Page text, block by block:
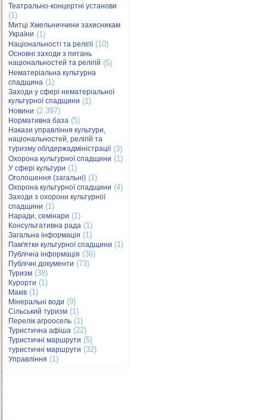
Театрально-концертні установи
(1)
Митці Хмельниччини захисникам
України (1)
Національності та релігії(10)
Основні заходи з питань
національностей та релігій (5)
Нематеріальна культурна
спадщина (1)
Заходи у сфері нематеріальної
культурної спадщини (1)
Новини (2 397)
Нормативна база (5)
Накази управління культури,
національностей, релігій та
туризму облдержадміністрації(3)
Охорона культурної спадщини (1)
У сфері культури (1)
Оголошення (загальні) (1)
Охорона культурної спадщини (4)
Заходи з охорони культурної
спадщини (1)
Наради, семінари (1)
Консультативна рада (1)
Загальна інформація (1)
Пам'ятки культурної спадщини (1)
Публічна інформація (36)
Публічні документи (73)
Туризм (38)
Курорти (1)
Маків (1)
Мінеральні води (9)
Сільський туризм (1)
Перелік агроосель (1)
Туристична афіша (22)
Туристичні маршрути (5)
туристичні маршрути (32)
Управління (1)